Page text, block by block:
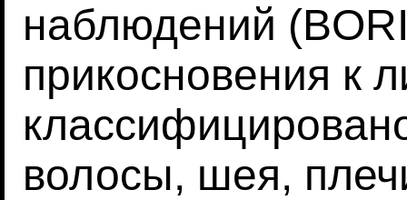
наблюдений
прикосновения к
волосы, шея,